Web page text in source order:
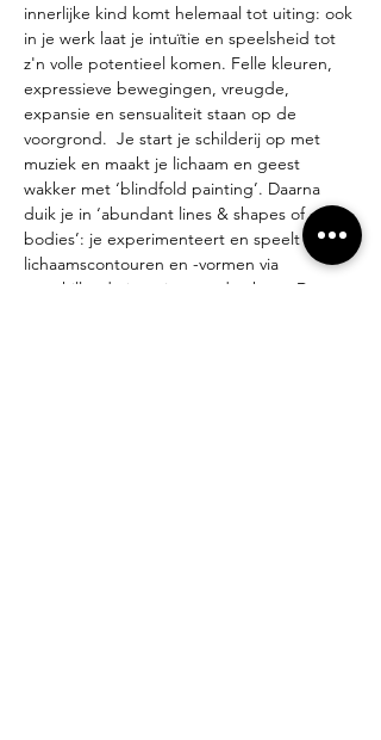
innerlijke kind komt helemaal tot uiting: ook
in je werk laat je intuïtie en speelsheid tot
z'n volle potentieel komen. Felle kleuren,
expressieve bewegingen, vreugde,
expansie en sensualiteit staan op de
voorgrond.  Je start je schilderij op met
muziek en maakt je lichaam en geest
wakker met ‘blindfold painting’. Daarna
duik je in ‘abundant lines & shapes of
bodies’: je experimenteert en speelt met
lichaamscontouren en -vormen via
verschillende intuïtieve opdrachten. De